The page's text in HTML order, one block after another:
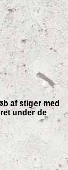
af stiger med
under de